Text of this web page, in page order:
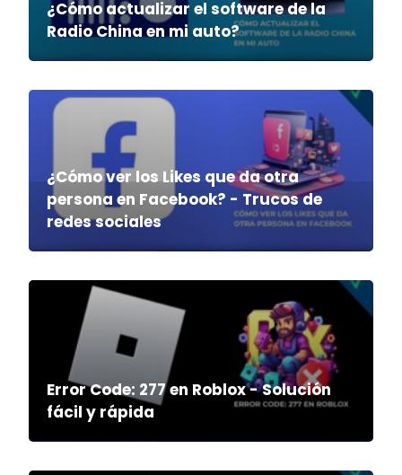
¿Cómo actualizar el software de la
Radio China en mi auto?
¿Cómo ver los Likes que da otra
persona en Facebook? - Trucos de
redes sociales
Error Code: 277 en Roblox - Solución
fácil y rápida